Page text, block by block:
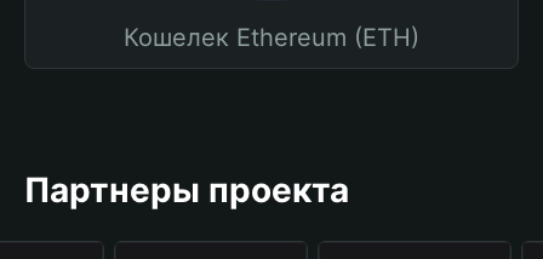
Кошелек Ethereum (ETH)
Партнеры проекта